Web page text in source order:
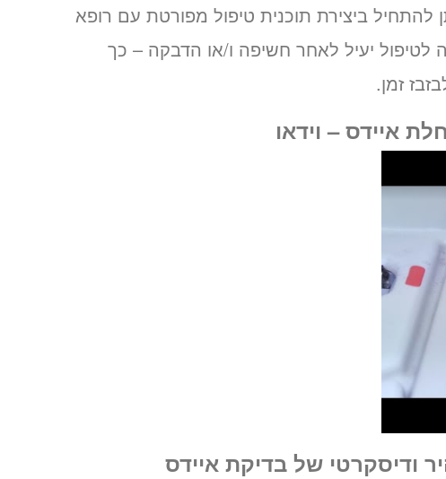
להתחיל ביצירת תוכנית טיפול מפורטת עם רופא
לטיפול יעיל לאחר חשיפה ו/או הדבקה – כך
זמן.
איידס – וידאו
ודיסקרטי של בדיקת איידס